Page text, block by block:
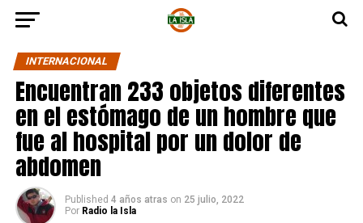
INTERNACIONAL
Encuentran 233 objetos diferentes
en el estómago de un hombre que
fue al hospital por un dolor de
abdomen
Published 4 años atras on 25 julio, 2022
Por Radio la Isla